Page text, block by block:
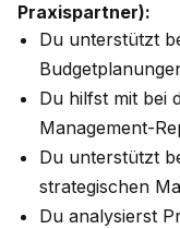
Praxispartner):
Du unterstützt
Du hilfst mit bei
Management-
Du unterstützt
strategischen
Du analysierst